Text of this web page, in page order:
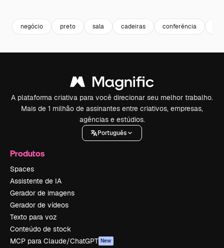
negócio preto sala cadeiras conferência
A plataforma criativa para você direcionar seu melhor trabalho.
Mais de 1 milhão de assinantes entre criativos, empresas,
agências e estúdios.
Português
Produtos
Spaces
Assistente de IA
Gerador de imagens
Gerador de vídeos
Texto para voz
Conteúdo de stock
MCP para Claude/ChatGPT New